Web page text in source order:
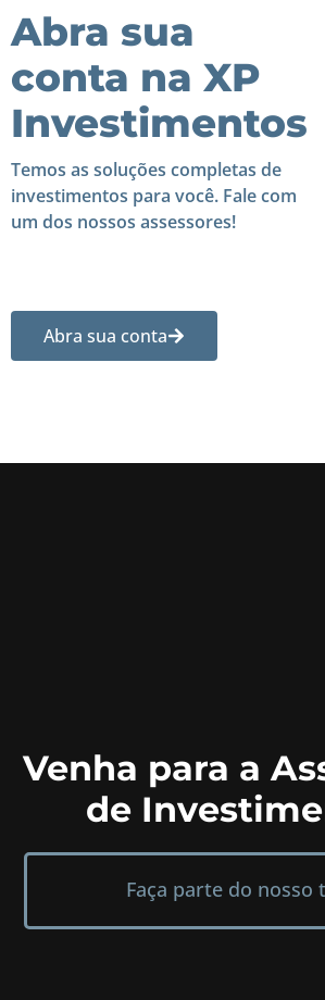
Abra sua
conta na XP
Investimentos
Temos as soluções completas de
investimentos para você. Fale com
um dos nossos assessores!
Abra sua conta
Venha para a
de
Faça parte do nosso